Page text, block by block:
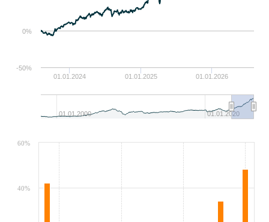
01.01.2024 01.01.2025 01.01.2026
01.01.2000 01.01.2020
0%
-50%
40%
60%